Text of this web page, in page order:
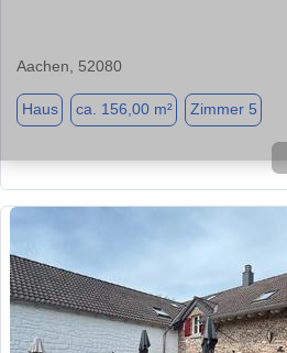
Aachen, 52080
Haus ca. 156,00 m² Zimmer 5